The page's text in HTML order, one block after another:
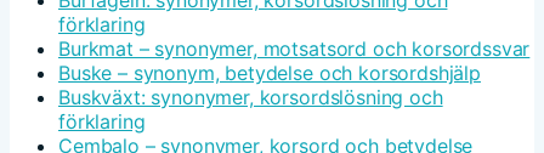
förklaring
Burkmat – synonymer, motsatsord och korsordssvar
Buske – synonym, betydelse och korsordshjälp
Buskväxt: synonymer, korsordslösning och
förklaring
Cembalo – synonymer, korsord och betydelse